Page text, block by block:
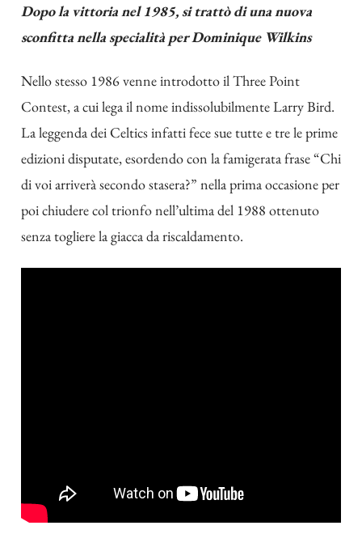
Dopo la vittoria nel 1985, si trattò di una nuova
sconfitta nella specialità per Dominique Wilkins
Nello stesso 1986 venne introdotto il Three Point
Contest, a cui lega il nome indissolubilmente Larry Bird.
La leggenda dei Celtics infatti fece sue tutte e tre le prime
edizioni disputate, esordendo con la famigerata frase “Chi
di voi arriverà secondo stasera?” nella prima occasione per
poi chiudere col trionfo nell’ultima del 1988 ottenuto
senza togliere la giacca da riscaldamento.